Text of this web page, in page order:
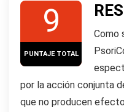
9
PUNTAJE TOTAL
Como
por la acción conjunta
que no producen